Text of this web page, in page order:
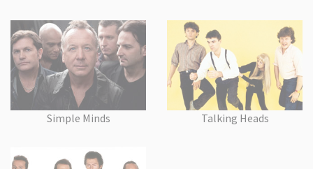
Simple Minds Talking Heads